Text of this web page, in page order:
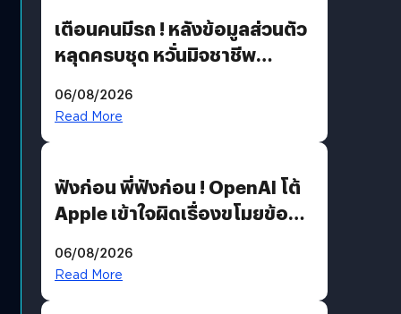
เตือนคนมีรถ ! หลังข้อมูลส่วนตัว
หลุดครบชุด หวั่นมิจชาชีพ
รหัสผ่านหลุด ไม่ใช่แฮ็กเกอร์
06/08/2026
Read More
ฟังก่อน พี่ฟังก่อน ! OpenAI โต้
Apple เข้าใจผิดเรื่องขโมยข้อมูล
06/08/2026
Read More